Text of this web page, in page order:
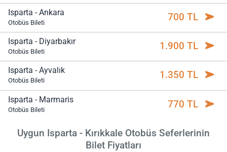
Isparta - Ankara
Otobüs Bileti 700 TL
Isparta - Diyarbakır
Otobüs Bileti 1.900 TL
Isparta - Ayvalık
Otobüs Bileti 1.350 TL
Isparta - Marmaris
Otobüs Bileti 770 TL
Uygun Isparta - Kırıkkale Otobüs Seferlerinin
Bilet Fiyatları